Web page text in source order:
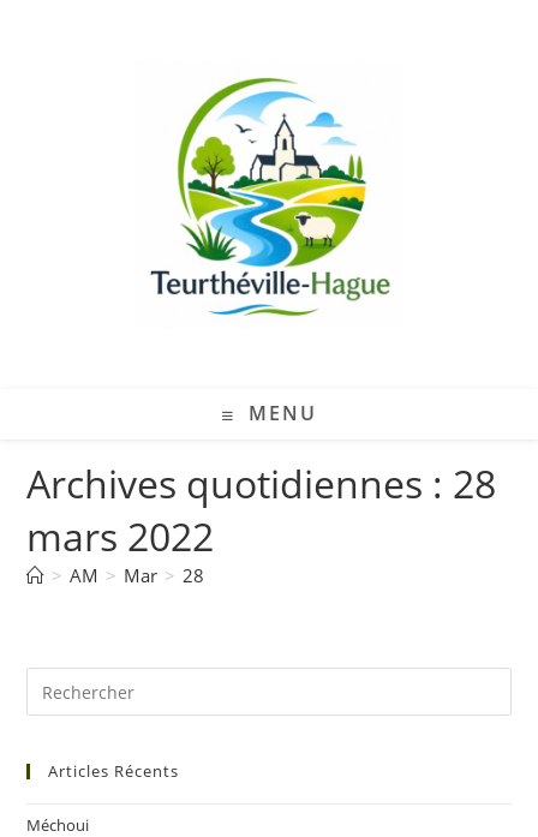
MENU
Archives quotidiennes : 28
mars 2022
> AM > Mar > 28
Articles Récents
Méchoui